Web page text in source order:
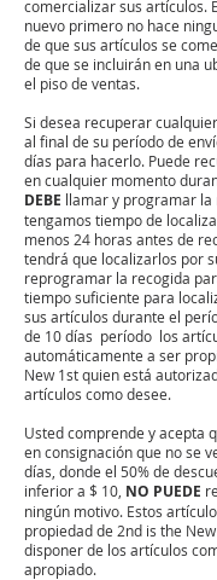
comercializar sus artículos.
nuevo primero no hace
de que sus artículos se
de que se incluirán en una
el piso de ventas.
Si desea recuperar
al final de su período de
días para hacerlo. Puede
en cualquier momento
DEBE llamar y programar la
tengamos tiempo de
menos 24 horas antes de
tendrá que localizarlos por
reprogramar la recogida
tiempo suficiente para
sus artículos durante el
de 10 días período los
automáticamente a ser
New 1st quien está
artículos como desee.
Usted comprende y acepta
en consignación que no se
días, donde el 50% de
inferior a $ 10, NO PUEDE
ningún motivo. Estos
propiedad de 2nd is the
disponer de los artículos
apropiado.